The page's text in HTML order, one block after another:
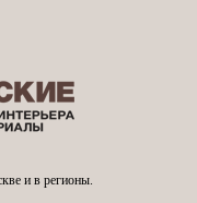
и в регионы.